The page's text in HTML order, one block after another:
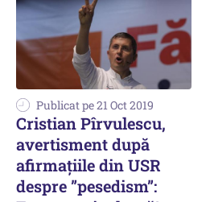
Publicat pe 21 Oct 2019
Cristian Pîrvulescu,
avertisment după
afirmațiile din USR
despre ”pesedism”: